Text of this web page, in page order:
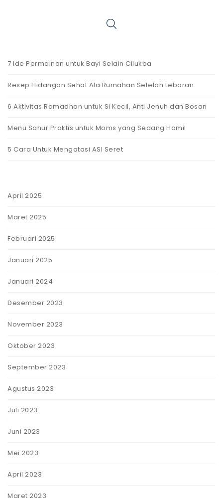
7 Ide Permainan untuk Bayi Selain Cilukba
Resep Hidangan Sehat Ala Rumahan Setelah Lebaran
6 Aktivitas Ramadhan untuk Si Kecil, Anti Jenuh dan Bosan
Menu Sahur Praktis untuk Moms yang Sedang Hamil
5 Cara Untuk Mengatasi ASI Seret
April 2025
Maret 2025
Februari 2025
Januari 2025
Januari 2024
Desember 2023
November 2023
Oktober 2023
September 2023
Agustus 2023
Juli 2023
Juni 2023
Mei 2023
April 2023
Maret 2023